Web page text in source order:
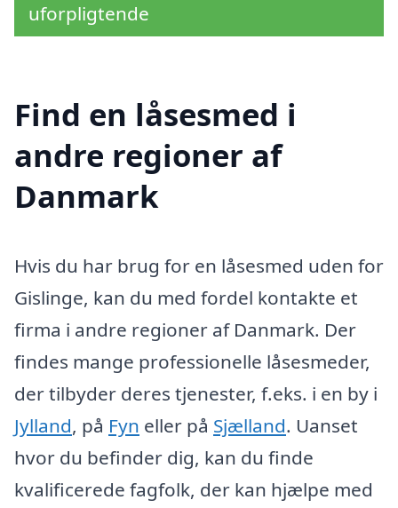
uforpligtende
Find en låsesmed i
andre regioner af
Danmark
Hvis du har brug for en låsesmed uden for
Gislinge, kan du med fordel kontakte et
firma i andre regioner af Danmark. Der
findes mange professionelle låsesmeder,
der tilbyder deres tjenester, f.eks. i en by i
Jylland, på Fyn eller på Sjælland. Uanset
hvor du befinder dig, kan du finde
kvalificerede fagfolk, der kan hjælpe med